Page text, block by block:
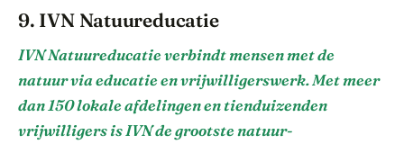
9. IVN Natuureducatie
IVN Natuureducatie verbindt mensen met de
natuur via educatie en vrijwilligerswerk. Met meer
dan 150 lokale afdelingen en tienduizenden
vrijwilligers is IVN de grootste natuur-